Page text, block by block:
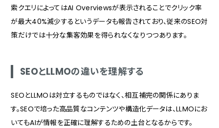
長期的な視点で取り組む
LLMO対策業者に依頼する際の流れ
問い合わせ・無料相談
戦略策定・提案
LLMO対策業者選びで注意すべき点
短期間での成果を確約する業者
索クエリによってはAI Overviewsが表示されることでクリック率
が最大40%減少するというデータも報告されており、従来のSEO対
策だけでは十分な集客効果を得られなくなりつつあります。
SEOとLLMOの違いを理解する
SEOとLLMOは対立するものではなく、相互補完の関係にありま
す。SEOで培った高品質なコンテンツや構造化データは、LLMOにお
いてもAIが情報を正確に理解するための土台となるからです。